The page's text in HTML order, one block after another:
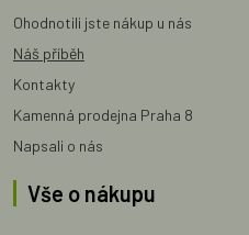
Ohodnotili jste nákup u nás
Náš příběh
Kontakty
Kamenná prodejna Praha 8
Napsali o nás
Vše o nákupu